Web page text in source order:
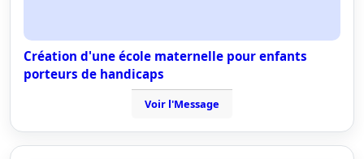
Création d'une école maternelle pour enfants
porteurs de handicaps
Voir l'Message